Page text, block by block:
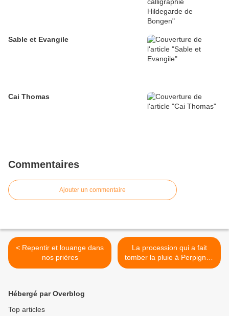
Sable et Evangile
Cai Thomas
Commentaires
Ajouter un commentaire
< Repentir et louange dans
nos prières
La procession qui a fait
tomber la pluie à Perpignan
>
Hébergé par Overblog
Top articles